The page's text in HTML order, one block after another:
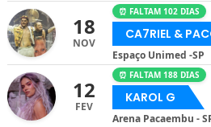
18
NOV
⏰ FALTAM 102 DIAS
CA7RIEL &
Espaço Unimed -SP
12
FEV
⏰ FALTAM 188 DIAS
KAROL G
Arena Pacaembu -